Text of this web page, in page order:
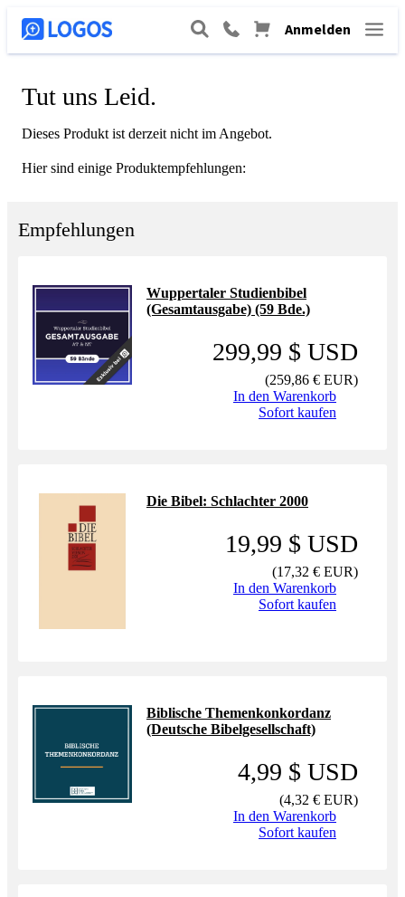
Anmelden
Tut uns Leid.
Dieses Produkt ist derzeit nicht im Angebot.
Hier sind einige Produktempfehlungen:
Empfehlungen
Wuppertaler Studienbibel
(Gesamtausgabe) (59 Bde.)
299,99 $ USD
(259,86 € EUR)
In den Warenkorb
Sofort kaufen
Die Bibel: Schlachter 2000
19,99 $ USD
(17,32 € EUR)
In den Warenkorb
Sofort kaufen
Biblische Themenkonkordanz
(Deutsche Bibelgesellschaft)
4,99 $ USD
(4,32 € EUR)
In den Warenkorb
Sofort kaufen